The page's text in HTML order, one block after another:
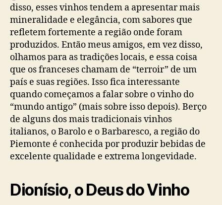
disso, esses vinhos tendem a apresentar mais
mineralidade e elegância, com sabores que
refletem fortemente a região onde foram
produzidos. Então meus amigos, em vez disso,
olhamos para as tradições locais, e essa coisa
que os franceses chamam de “terroir” de um
país e suas regiões. Isso fica interessante
quando começamos a falar sobre o vinho do
“mundo antigo” (mais sobre isso depois). Berço
de alguns dos mais tradicionais vinhos
italianos, o Barolo e o Barbaresco, a região do
Piemonte é conhecida por produzir bebidas de
excelente qualidade e extrema longevidade.
Dionísio, o Deus do Vinho